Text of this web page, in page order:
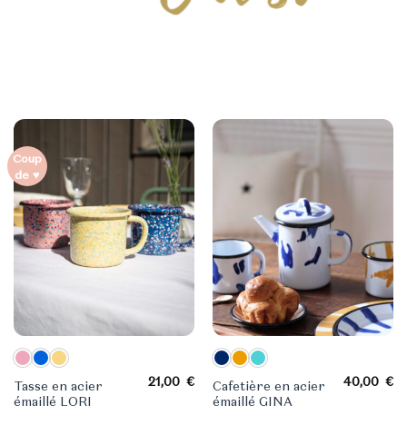
Coup
de ♥︎
Tasse en acier
émaillé LORI
21,00€
Cafetière en acier
émaillé GINA
40,00€